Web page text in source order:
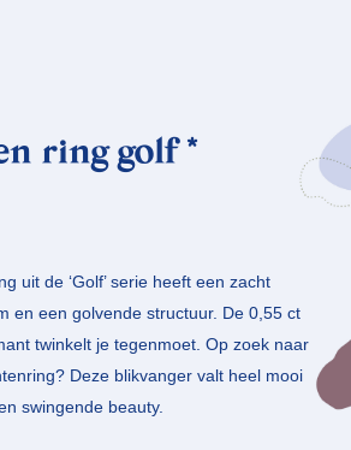
ring golf *
uit de ‘Golf’ serie heeft een zacht
en een golvende structuur. De 0,55 ct
twinkelt je tegenmoet. Op zoek naar
Deze blikvanger valt heel mooi
swingende beauty.